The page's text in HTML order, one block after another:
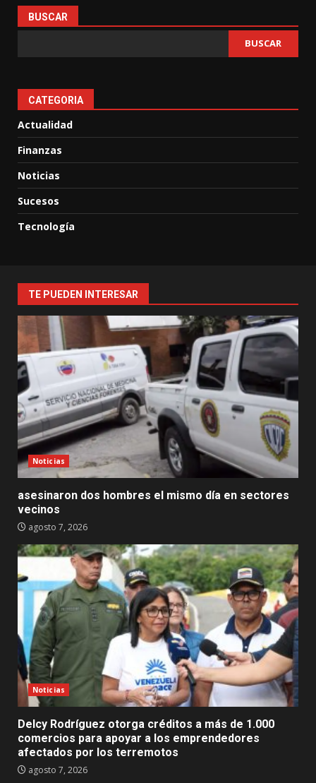
BUSCAR
BUSCAR
CATEGORIA
Actualidad
Finanzas
Noticias
Sucesos
Tecnología
TE PUEDEN INTERESAR
Noticias
asesinaron dos hombres el mismo día en sectores
vecinos
agosto 7, 2026
Noticias
Delcy Rodríguez otorga créditos a más de 1.000
comercios para apoyar a los emprendedores
afectados por los terremotos
agosto 7, 2026